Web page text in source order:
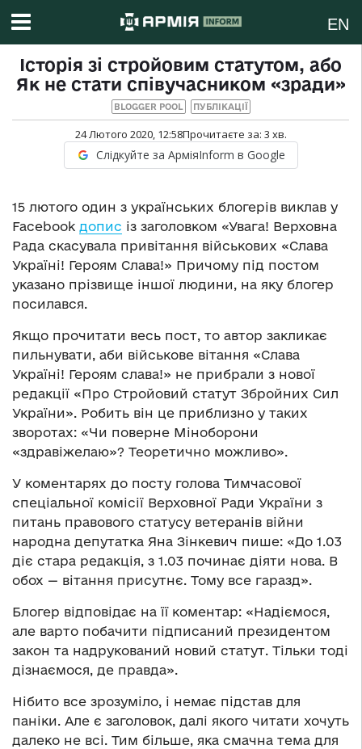
EN
Історія зі стройовим статутом, або
Як не стати співучасником «зради»
BLOGGER POOL ПУБЛІКАЦІЇ
24 Лютого 2020, 12:58Прочитаєте за: 3 хв.
Слідкуйте за АрміяInform в Google
15 лютого один з українських блогерів виклав у
Facebook допис із заголовком «Увага! Верховна
Рада скасувала привітання військових «Слава
Україні! Героям Слава!» Причому під постом
указано прізвище іншої людини, на яку блогер
посилався.
Якщо прочитати весь пост, то автор закликає
пильнувати, аби військове вітання «Слава
Україні! Героям слава!» не прибрали з нової
редакції «Про Стройовий статут Збройних Сил
України». Робить він це приблизно у таких
зворотах: «Чи поверне Міноборони
«здравіжелаю»? Теоретично можливо».
У коментарях до посту голова Тимчасової
спеціальної комісії Верховної Ради України з
питань правового статусу ветеранів війни
народна депутатка Яна Зінкевич пише: «До 1.03
діє стара редакція, з 1.03 починає діяти нова. В
обох — вітання присутнє. Тому все гаразд».
Блогер відповідає на її коментар: «Надіємося,
але варто побачити підписаний президентом
закон та надрукований новий статут. Тільки тоді
дізнаємося, де правда».
Нібито все зрозуміло, і немає підстав для
паніки. Але є заголовок, далі якого читати хочуть
далеко не всі. Тим більше, яка смачна тема для